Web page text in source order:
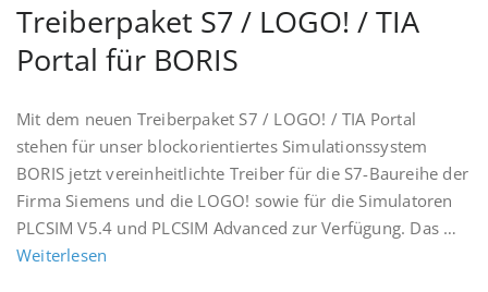
Treiberpaket S7 / LOGO! / TIA
Portal für BORIS
Mit dem neuen Treiberpaket S7 / LOGO! / TIA Portal
stehen für unser blockorientiertes Simulationssystem
BORIS jetzt vereinheitlichte Treiber für die S7-Baureihe der
Firma Siemens und die LOGO! sowie für die Simulatoren
PLCSIM V5.4 und PLCSIM Advanced zur Verfügung. Das …
Weiterlesen